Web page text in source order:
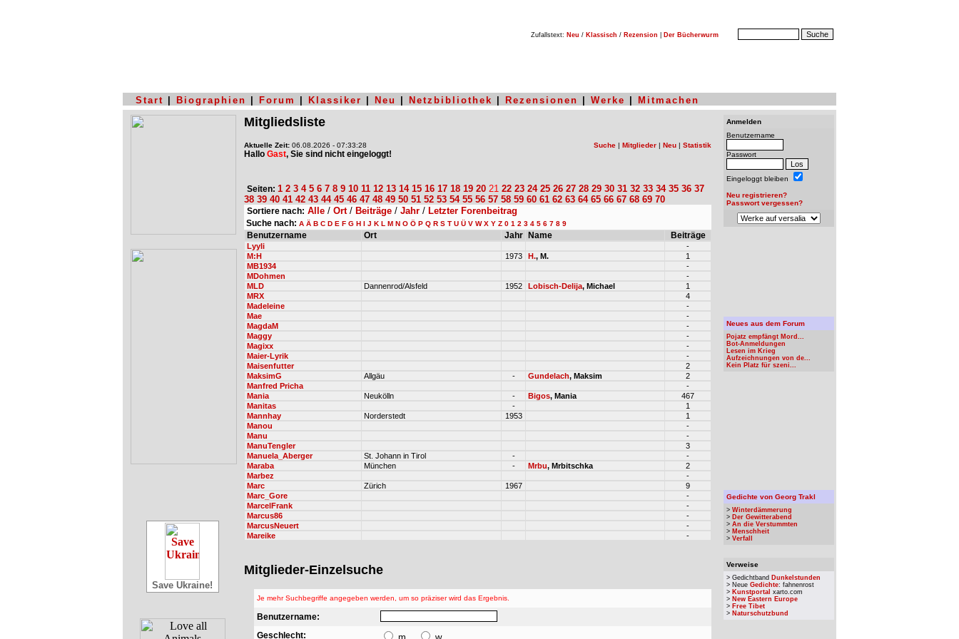
Zufallstext: Neu / Klassisch / Rezension Der Bücherwurm
Start Biographien Forum Klassiker Neu Netzbibliothek Rezensionen Werke Mitmachen
Save Ukraine!
Mitgliedsliste
Aktuelle Zeit: 06.08.2026 - 07:33:28
Hallo Gast, Sie sind nicht eingeloggt!
Suche | Mitglieder | Neu | Statistik
Seiten: 1 2 3 4 5 6 7 8 9 10 11 12 13 14 15 16 17 18 19 20 21 22 23 24 25 26 27 28 29 30 31 32 33 34 35 36 37
38 39 40 41 42 43 44 45 46 47 48 49 50 51 52 53 54 55 56 57 58 59 60 61 62 63 64 65 66 67 68 69 70
Sortiere nach: Alle / Ort/ Beiträge / Jahr / Letzter Forenbeitrag
Suche nach: A Ä B C D E F G H I J K L M N O Ö P Q R S T U Ü V W X Y Z 0 1 2 3 4 5 6 7 8 9
Benutzername Ort Jahr Name Beiträge
Lyyli
-
M:H
1973 H., M.
1
MB1934
-
MDohmen
-
MLD
Dannenrod/Alsfeld 1952 Lobisch-Delija, Michael
1
MRX
4
Madeleine
-
Mae
-
MagdaM
-
Maggy
-
Magixx
-
Maier-Lyrik
-
Maisenfutter
2
MaksimG
Allgäu - Gundelach, Maksim
2
Manfred Pricha
-
Mania
Neukölln - Bigos, Mania
467
Manitas
-
1
Mannhay
Norderstedt 1953
1
Manou
-
Manu
-
ManuTengler
3
Manuela_Aberger
St. Johann in Tirol -
-
Maraba
München - Mrbu, Mrbitschka
2
Marbez
-
Marc
Zürich 1967
9
Marc_Gore
-
MarcelFrank
-
Marcus86
-
MarcusNeuert
-
Mareike
-
Mitglieder-Einzelsuche
Je mehr Suchbegriffe angegeben werden, um so präziser wird das Ergebnis.
Benutzername:
Geschlecht:
Anmelden
Benutzername
Passwort
Eingeloggt bleiben
Neu registrieren?
Passwort vergessen?
Neues aus dem Forum
Pojatz empfängt Mord...
Bot-Anmeldungen
Lesen im Krieg
Aufzeichnungen von de...
Kein Platz für szeni...
Gedichte von Georg Trakl
> Winterdämmerung
> Der Gewitterabend
> An die Verstummten
> Menschheit
> Verfall
Verweise
> Gedichtband Dunkelstunden
> Neue Gedichte: fahnenrost
> Kunstportal xarto.com
> New Eastern Europe
> Free Tibet
> Naturschutzbund